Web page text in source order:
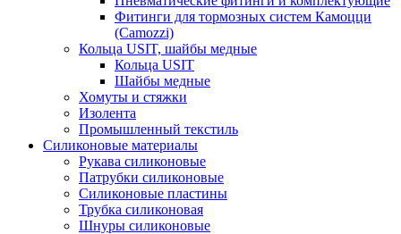
Фитинги для тормозных систем Камоцци
(Camozzi)
Кольца USIT, шайбы медные
Кольца USIT
Шайбы медные
Хомуты и стяжки
Изолента
Промышленный текстиль
Силиконовые материалы
Рукава силиконовые
Патрубки силиконовые
Силиконовые пластины
Трубка силиконовая
Шнуры силиконовые